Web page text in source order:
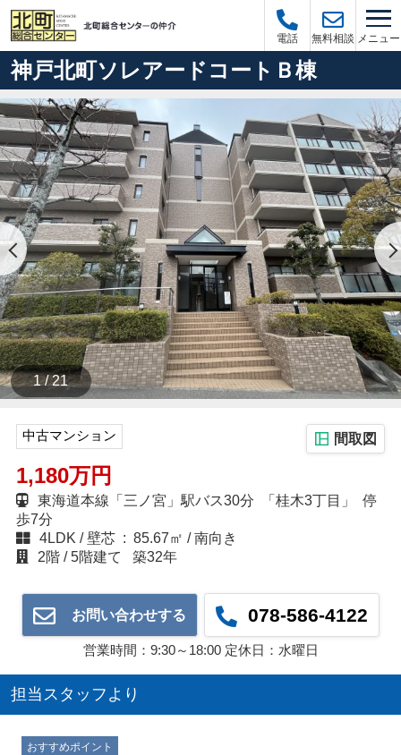
電話 無料相談 メニュー
神戸北町ソレアードコートＢ棟
1 / 21
中古マンション 間取図
1,180万円
東海道本線「三ノ宮」駅バス30分 「桂木3丁目」 停
歩7分
4LDK
壁芯 : 85.67㎡
南向き
2階
5階建て 築32年
お問い合わせする 078-586-4122
営業時間：9:30～18:00 定休日：水曜日
担当スタッフより
おすすめポイント